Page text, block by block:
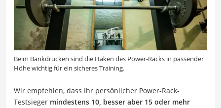
Beim Bankdrücken sind die Haken des Power-Racks in passender
Höhe wichtig für ein sicheres Training.
Wir empfehlen, dass Ihr persönlicher Power-Rack-
Testsieger mindestens 10, besser aber 15 oder mehr